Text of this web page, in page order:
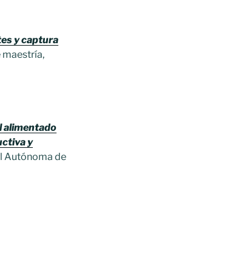
y captura
maestría,
alimentado
y
Autónoma de